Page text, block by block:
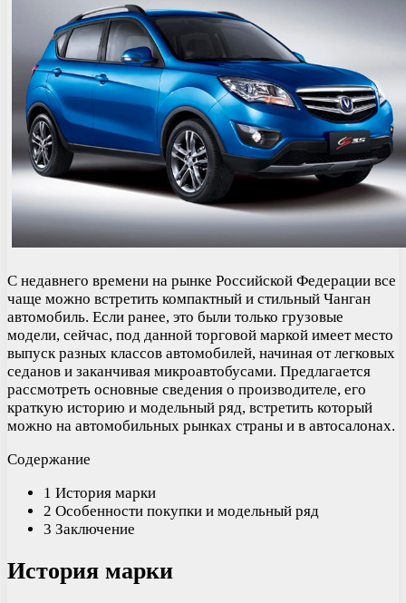
С недавнего времени на рынке Российской Федерации все
чаще можно встретить компактный и стильный Чанган
автомобиль. Если ранее, это были только грузовые
модели, сейчас, под данной торговой маркой имеет место
выпуск разных классов автомобилей, начиная от легковых
седанов и заканчивая микроавтобусами. Предлагается
рассмотреть основные сведения о производителе, его
краткую историю и модельный ряд, встретить который
можно на автомобильных рынках страны и в автосалонах.
Содержание
1 История марки
2 Особенности покупки и модельный ряд
3 Заключение
История марки